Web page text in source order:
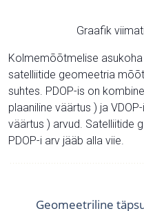
Graafik
Kolmemõõtmelise asukoha
satelliitide geomeetria
suhtes. PDOP-is on
plaaniline väärtus ) ja
väärtus ) arvud. Satelliitide
PDOP-i arv jääb alla viie.
Geomeetriline